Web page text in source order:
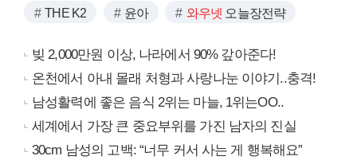
THE K2 윤아 와우넷 오늘장전략
빚 2,000만원 이상, 나라에서 90% 갚아준다!
온천에서 아내 몰래 처형과 사랑나눈 이야기..충격!
남성활력에 좋은 음식 2위는 마늘, 1위는OO..
세계에서 가장 큰 중요부위를 가진 남자의 진실
30cm 남성의 고백: “너무 커서 사는 게 행복해요”